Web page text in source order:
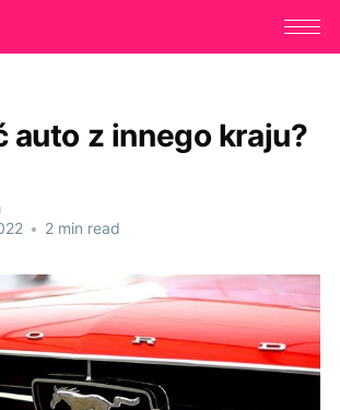
auto z innego kraju?
• 2 min read